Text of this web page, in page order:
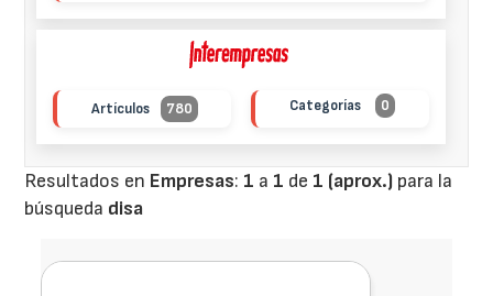
Artículos 780 Categorías 0
Resultados en Empresas: 1 a 1 de 1 (aprox.) para la
búsqueda disa